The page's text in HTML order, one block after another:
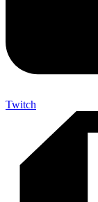
Twitch